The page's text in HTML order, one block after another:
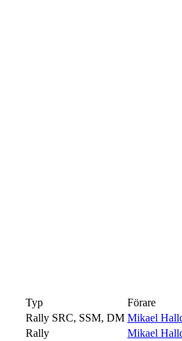
Typ Förare
Rally SRC, SSM, DM Mikael
Rally Mikael